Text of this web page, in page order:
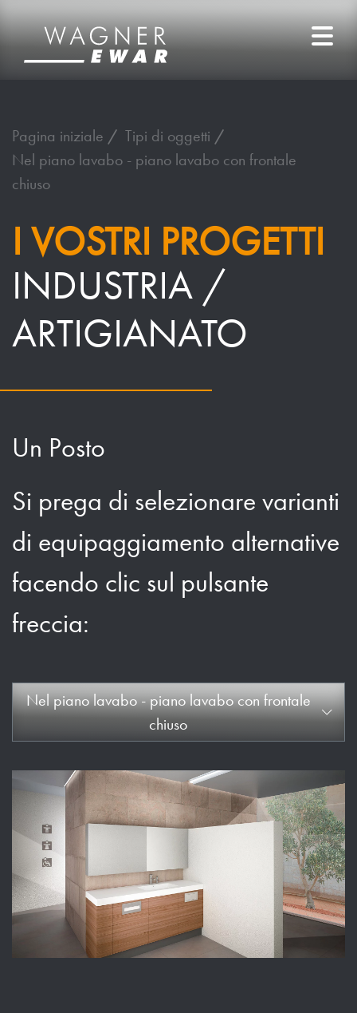
Pagina iniziale
Tipi di oggetti
Nel piano lavabo - piano lavabo con frontale
chiuso
I VOSTRI PROGETTI
INDUSTRIA /
ARTIGIANATO
Un Posto
Si prega di selezionare varianti
di equipaggiamento alternative
facendo clic sul pulsante
freccia:
Nel piano lavabo - piano lavabo con frontale
chiuso